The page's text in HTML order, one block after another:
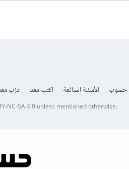
حسوب الأسئلة الشائعة اكتب معنا درّب
NC-SA 4.0unless mentioned otherwise.